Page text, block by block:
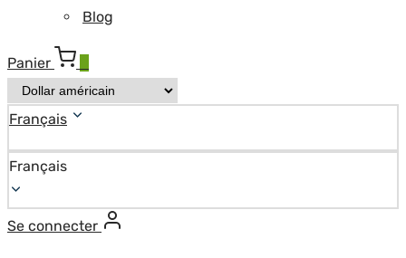
Blog
Panier
Français
Français
Se connecter